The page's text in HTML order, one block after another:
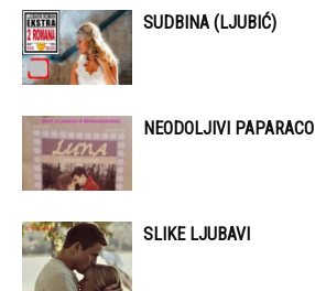
SUDBINA (LJUBIĆ)
NEODOLJIVI PAPARACO
SLIKE LJUBAVI